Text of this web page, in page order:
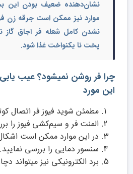
نشان‌دهنده ضعیف بودن
موارد نیز ممکن است جرقه زن
نشدن کامل شعله فر اجاق
پخت نا یکنواخت غذا شود.
چرا فر روشن نمیشود؟ عیب یابی
این مورد
مطمئن شوید فیوز فر اتصال
المنت فر و سیم‌کشی فیوز را
در این موارد ممکن است
سنسور دمایی را بررسی نمایید.
برد الکترونیکی نیز میتواند